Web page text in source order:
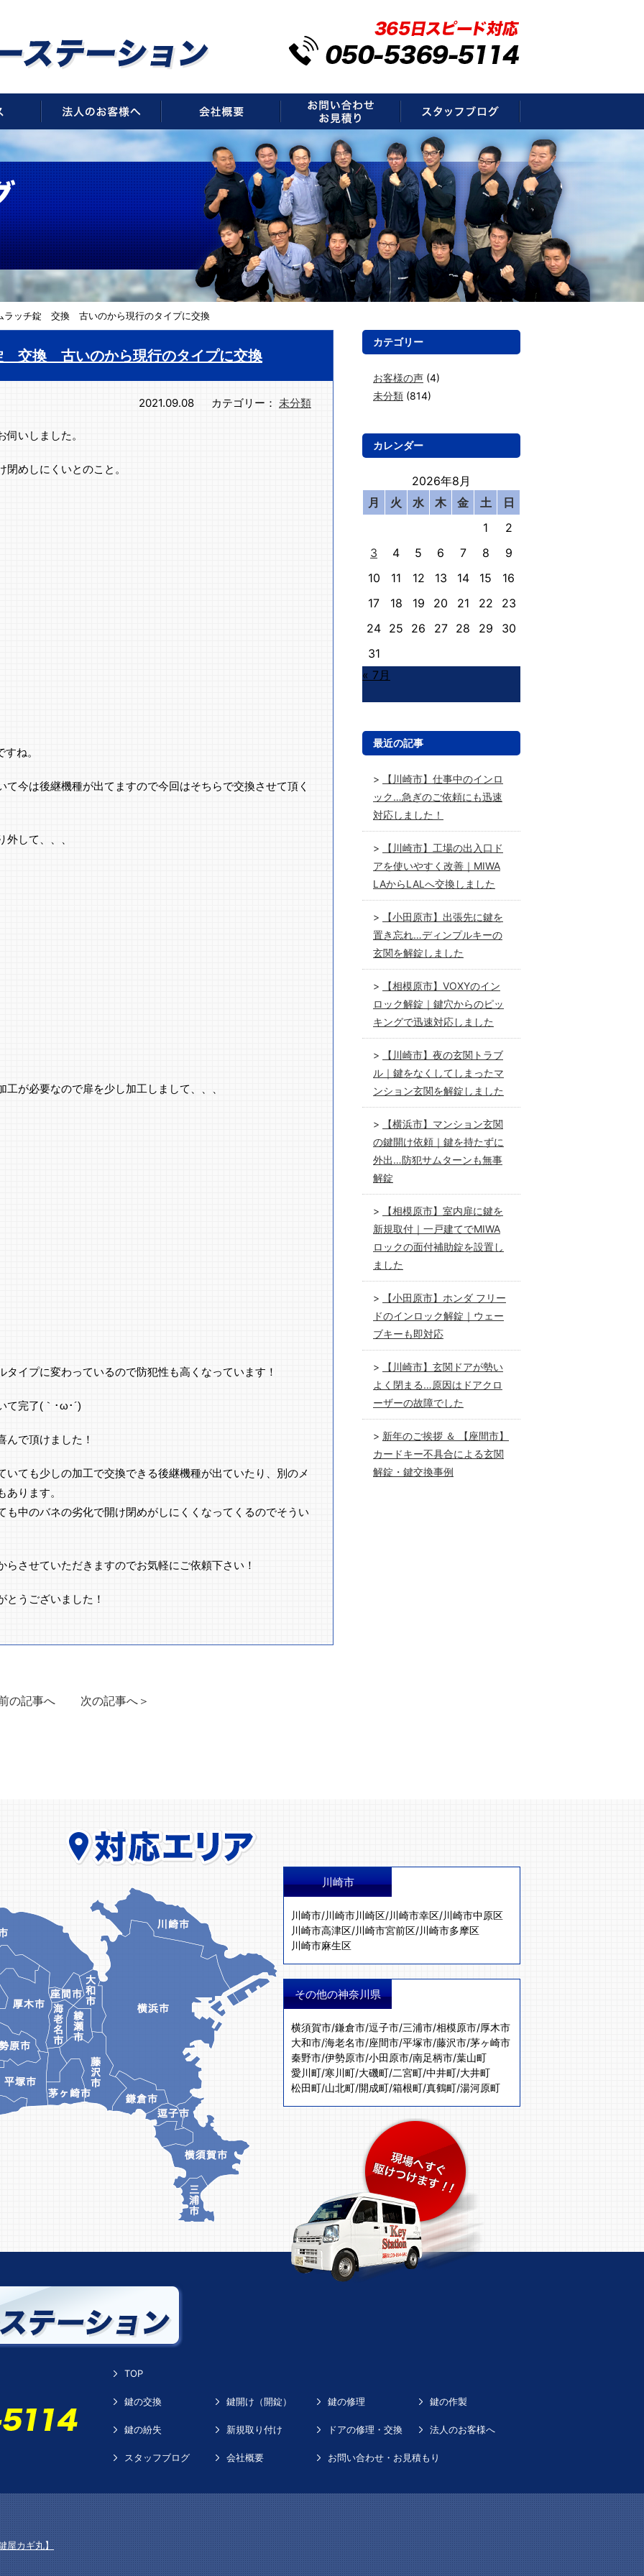
サービス 法人のお客様へ 会社概要 お問い合わせ・お見積もり
ッチ錠 交換 古いのから現行のタイプに交換
換 古いのから現行のタイプに交換
2021.09.08 カテゴリー： 未分類
いしました。
めしにくいとのこと。
ね。
今は後継機種が出てますので今回はそちらで交換させて頂く
して、、、
が必要なので扉を少し加工しまして、、、
イプに変わっているので防犯性も高くなっています！
完了(｀･ω･´)ゞ
んで頂けました！
いても少しの加工で交換できる後継機種が出ていたり、別のメ
ります。
も中のバネの劣化で開け閉めがしにくくなってくるのでそうい
させていただきますのでお気軽にご依頼下さい！
とうございました！
の記事へ 次の記事へ＞
カテゴリー
お客様の声 (4)
未分類 (814)
カレンダー
2026年8月
月
火 水 木 金 土
日
1
2
3
4 5 6 7 8
9
10
11 12 13 14 15
16
17
18 19 20 21 22
23
24 25 26 27 28 29
30
31
« 7月
最近の記事
【川崎市】仕事中のインロ
ック…急ぎのご依頼にも迅速
対応しました！
【川崎市】工場の出入口ド
アを使いやすく改善｜MIWA
LAからLALへ交換しました
【小田原市】出張先に鍵を
置き忘れ…ディンプルキーの
玄関を解錠しました
【相模原市】VOXYのイン
ロック解錠｜鍵穴からのピッ
キングで迅速対応しました
【川崎市】夜の玄関トラブ
ル｜鍵をなくしてしまったマ
ンション玄関を解錠しました
【横浜市】マンション玄関
の鍵開け依頼｜鍵を持たずに
外出…防犯サムターンも無事
解錠
【相模原市】室内扉に鍵を
新規取付｜一戸建てでMIWA
ロックの面付補助錠を設置し
ました
【小田原市】ホンダ フリー
ドのインロック解錠｜ウェー
ブキーも即対応
【川崎市】玄関ドアが勢い
よく閉まる…原因はドアクロ
ーザーの故障でした
新年のご挨拶 ＆ 【座間市】
カードキー不具合による玄関
解錠・鍵交換事例
川崎市
川崎市/川崎市川崎区/川崎市幸区/川崎市中原区
川崎市高津区/川崎市宮前区/川崎市多摩区
川崎市麻生区
その他の神奈川県
横須賀市/鎌倉市/逗子市/三浦市/相模原市/厚木市
大和市/海老名市/座間市/平塚市/藤沢市/茅ヶ崎市
秦野市/伊勢原市/小田原市/南足柄市/葉山町
愛川町/寒川町/大磯町/二宮町/中井町/大井町
松田町/山北町/開成町/箱根町/真鶴町/湯河原町
TOP
鍵の交換 鍵開け（開錠） 鍵の修理 鍵の作製
鍵の紛失 新規取り付け ドアの修理・交換 法人のお客様へ
スタッフブログ 会社概要 お問い合わせ・お見積もり
屋カギ丸】